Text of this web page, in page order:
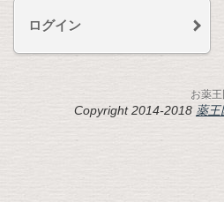
ログイン
お薬王
Copyright 2014-2018 薬王